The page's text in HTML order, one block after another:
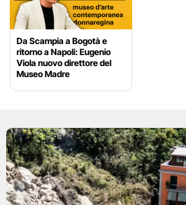
Da Scampia a Bogotà e
ritorno a Napoli: Eugenio
Viola nuovo direttore del
Museo Madre